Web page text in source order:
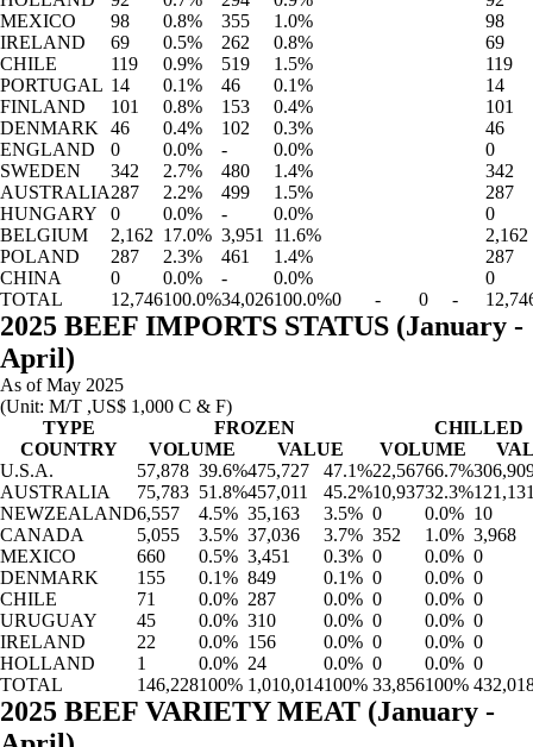
MEXICO
98 0.8% 355 1.0%
98
IRELAND
69 0.5% 262 0.8%
69
CHILE
119 0.9% 519 1.5%
119
PORTUGAL 14 0.1% 46 0.1%
14
FINLAND
101 0.8% 153 0.4%
101
DENMARK
46 0.4% 102 0.3%
46
ENGLAND
0 0.0% - 0.0%
0
SWEDEN
342 2.7% 480 1.4%
342
AUSTRALIA287 2.2% 499 1.5%
287
HUNGARY
0 0.0% - 0.0%
0
BELGIUM
2,162 17.0% 3,951 11.6%
2,162
POLAND
287 2.3% 461 1.4%
287
CHINA
0 0.0% - 0.0%
0
TOTAL
12,746100.0%34,026100.0%0 - 0 -
2025 BEEF IMPORTS STATUS (January -
April)
As of May 2025
(Unit: M/T ,US$ 1,000 C & F)
TYPE
FROZEN
CHILLED
COUNTRY
VOLUME VALUE VOLUME
U.S.A.
57,878 39.6%475,727 47.1%22,56766.7%
AUSTRALIA
75,783 51.8%457,011 45.2%10,93732.3%
NEWZEALAND6,557 4.5% 35,163 3.5% 0 0.0% 10
CANADA
5,055 3.5% 37,036 3.7% 352 1.0% 3,968
MEXICO
660 0.5% 3,451 0.3% 0 0.0% 0
DENMARK
155 0.1% 849 0.1% 0 0.0% 0
CHILE
71 0.0% 287 0.0% 0 0.0% 0
URUGUAY
45 0.0% 310 0.0% 0 0.0% 0
IRELAND
22 0.0% 156 0.0% 0 0.0% 0
HOLLAND
1 0.0% 24 0.0% 0 0.0% 0
TOTAL
146,228100% 1,010,014100% 33,856100%
2025 BEEF VARIETY MEAT (January -